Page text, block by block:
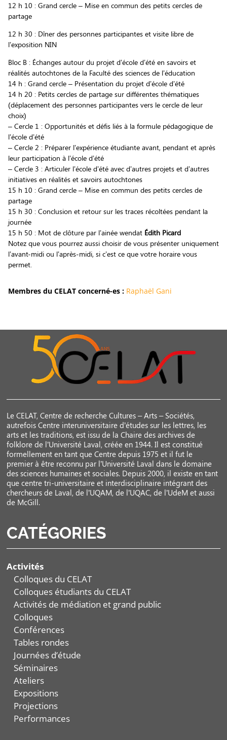
12 h 10 : Grand cercle – Mise en commun des petits cercles de
partage
12 h 30 : Dîner des personnes participantes et visite libre de
l’exposition NIN
Bloc B : Échanges autour du projet d’école d’été en savoirs et
réalités autochtones de la Faculté des sciences de l’éducation
14 h : Grand cercle – Présentation du projet d’école d’été
14 h 20 : Petits cercles de partage sur différentes thématiques
(déplacement des personnes participantes vers le cercle de leur
choix)
– Cercle 1 : Opportunités et défis liés à la formule pédagogique de
l’école d’été
– Cercle 2 : Préparer l’expérience étudiante avant, pendant et après
leur participation à l’école d’été
– Cercle 3 : Articuler l’école d’été avec d’autres projets et d’autres
initiatives en réalités et savoirs autochtones
15 h 10 : Grand cercle – Mise en commun des petits cercles de
partage
15 h 30 : Conclusion et retour sur les traces récoltées pendant la
journée
15 h 50 : Mot de clôture par l’ainée wendat Édith Picard
Notez que vous pourrez aussi choisir de vous présenter uniquement
l’avant-midi ou l’après-midi, si c’est ce que votre horaire vous
permet.
Membres du CELAT concerné-es : Raphaël Gani
Le CELAT, Centre de recherche Cultures – Arts – Sociétés,
autrefois Centre interuniversitaire d’études sur les lettres, les
arts et les traditions, est issu de la Chaire des archives de
folklore de l’Université Laval, créée en 1944. Il est constitué
formellement en tant que Centre depuis 1975 et il fut le
premier à être reconnu par l’Université Laval dans le domaine
des sciences humaines et sociales. Depuis 2000, il existe en tant
que centre tri-universitaire et interdisciplinaire intégrant des
chercheurs de Laval, de l’UQAM, de l’UQAC, de l’UdeM et aussi
de McGill.
CATÉGORIES
Activités
Colloques du CELAT
Colloques étudiants du CELAT
Activités de médiation et grand public
Colloques
Conférences
Tables rondes
Journées d’étude
Séminaires
Ateliers
Expositions
Projections
Performances